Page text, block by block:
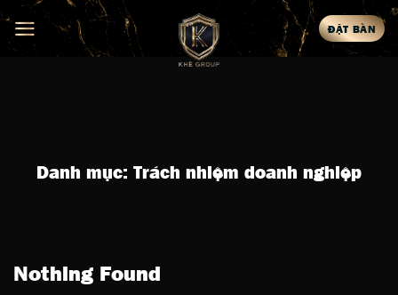
Skip
ĐẶT BÀN
Danh mục: Trách nhiệm doanh nghiệp
Nothing Found